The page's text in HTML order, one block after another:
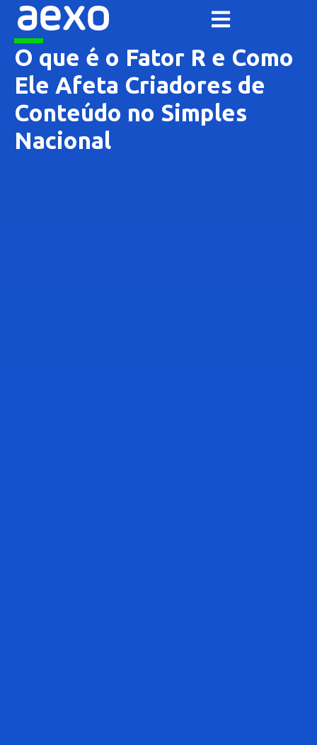
O que é o Fator R e Como
Ele Afeta Criadores de
Conteúdo no Simples
Nacional